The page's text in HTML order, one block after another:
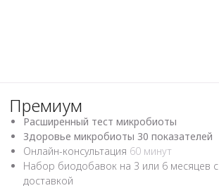
Премиум
Расширенный тест микробиоты
Здоровье микробиоты 30 показателей
Онлайн-консультация 60 минут
Набор биодобавок на 3 или 6 месяцев с
доставкой